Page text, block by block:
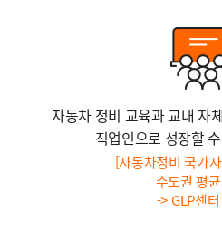
자동차 정비 교육과 교내 자
직업인으로 성장할
[자동차정비 국가
수도권 평
-> GLP센